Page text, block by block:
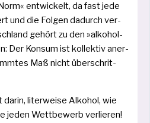
ent­wi­ckelt, da fast jede
und die Folgen dadurch ver­
gehört zu den »alko­hol­
Der Konsum ist kol­lek­tiv aner­
Maß nicht über­schrit­
dar­in, liter­wei­se Alkohol, wie
jeden Wettbewerb ver­lie­ren!